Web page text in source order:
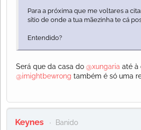
Para a próxima que me voltares a
sítio de onde a tua mãezinha te cá
Entendido?
Será que da casa do @xungaria até à
@imightbewrong também é só uma
Keynes Banido